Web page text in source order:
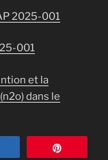
2025-001
001
et la
dans le